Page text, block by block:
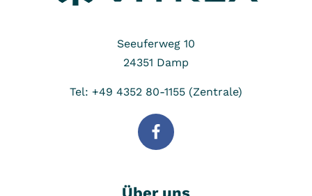
Seeuferweg 10
24351 Damp
Tel: +49 4352 80-1155 (Zentrale)